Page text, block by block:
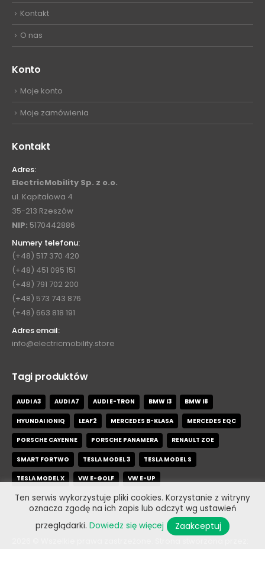
Kontakt
O nas
Konto
Moje konto
Moje zamówienia
Kontakt
Adres:
ElectricMobility Sp. z o.o.
ul. Kapitałowa 4
35-213 Rzeszów
NIP: 5170442886
Numery telefonu:
(+48) 517 370 420
(+48) 451 095 151
(+48) 791 702 200
(+48) 573 743 876
(+48) 663 818 191
Adres email:
info@electricmobility.store
Tagi produktów
AUDI A3 AUDI A7 AUDI E-TRON BMW I3 BMW I8
HYUNDAI IONIQ LEAF2 MERCEDES B-KLASA MERCEDES EQC
PORSCHE CAYENNE PORSCHE PANAMERA RENAULT ZOE
SMART FORTWO TESLA MODEL 3 TESLA MODEL S
TESLA MODEL X VW E-GOLF VW E-UP
Ten serwis wykorzystuje pliki cookies. Korzystanie z witryny
oznacza zgodę na ich zapis lub odczyt wg ustawień
przeglądarki. Dowiedz się więcej Zaakceptuj